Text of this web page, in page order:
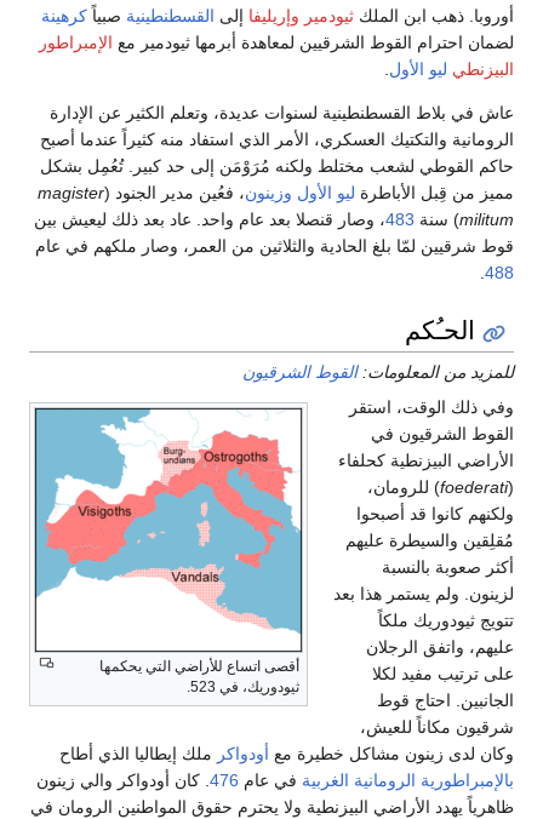
أوروبا. ذهب ابن الملك ثيودمير وإريليفا إلى القسطنطينية صبياً كرهينة
لضمان احترام القوط الشرقيين لمعاهدة أبرمها ثيودمير مع الإمبراطور
البيزنطي ليو الأول
عاش في بلاط القسطنطينية لسنوات عديدة، وتعلم الكثير عن الإدارة
الرومانية والتكتيك العسكري، الأمر الذي استفاد منه كثيراً عندما أصبح
حاكم القوطي لشعب مختلط ولكنه مُرَوْمَن إلى حد كبير. تُعُمِل بشكل
مميز من قِبل الأباطرة ليو الأول وزينون، فعُين مدير الجنود (magister
militum) سنة 483، وصار قنصلا بعد عام واحد. عاد بعد ذلك ليعيش بين
قوط شرقيين لمّا بلغ الحادية والثلاثين من العمر، وصار ملكهم في عام
488
الحـُكم
للمزيد من المعلومات:القوط الشرقيون
أقصى اتساع للأراضي التي يحكمها
ثيودوريك، في 523.
وفي ذلك الوقت، استقر
القوط الشرقيون في
الأراضي البيزنطية كحلفاء
(
foederati) للرومان،
ولكنهم كانوا قد أصبحوا
مُقلِقين والسيطرة عليهم
أكثر صعوبة بالنسبة
لزينون. ولم يستمر هذا بعد
تتويج ثيودوريك ملكاً
عليهم، واتفق الرجلان
على ترتيب مفيد لكلا
الجانبين. احتاج قوط
شرقيون مكاناً للعيش،
وكان لدى زينون مشاكل خطيرة مع أودواكر ملك إيطاليا الذي أطاح
بالإمبراطورية الرومانية الغربية في عام 476. كان أودواكر والي زينون
ظاهرياً يهدد الأراضي البيزنطية ولا يحترم حقوق المواطنين الرومان في